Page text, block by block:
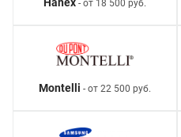
- от 18 500 руб.
Montelli - от 22 500 руб.